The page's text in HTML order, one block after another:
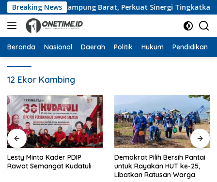
Langsung
ke
konten
Breaking News
Pemkab Lampung Barat, Perkuat Sinergi Tingkatkan
Beranda Nasional Daerah Politik Hukum Pendidikan
12 Ekor Kambing
Lesty Minta Kader PDIP
Rawat Semangat Kudatuli
Demokrat Pilih Bersih Pantai
untuk Rayakan HUT ke-25,
Libatkan Ratusan Warga